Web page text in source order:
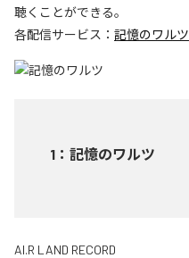
聴くことができる。
各配信サービス： 記憶のワルツ
1 ： 記憶のワルツ
AI.R LAND RECORD